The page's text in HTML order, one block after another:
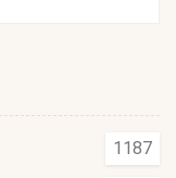
1187